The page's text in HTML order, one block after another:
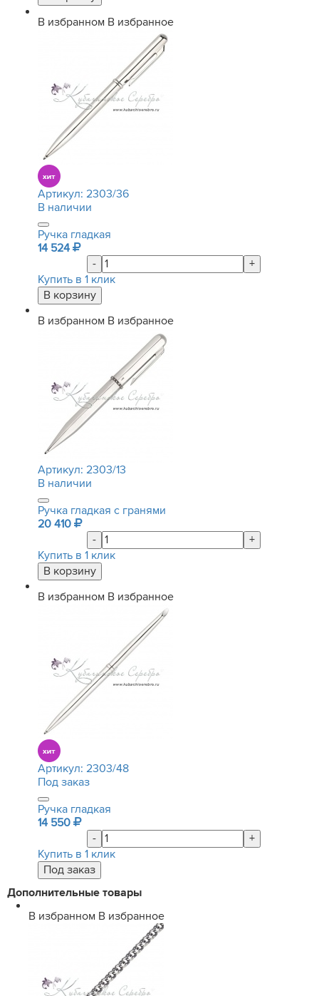
В избранном В избранное
Артикул: 2303/36
В наличии
Ручка гладкая
14 524
-
+
Купить в 1 клик
В избранном В избранное
Артикул: 2303/13
В наличии
Ручка гладкая с гранями
20 410
-
+
Купить в 1 клик
В избранном В избранное
Артикул: 2303/48
Под заказ
Ручка гладкая
14 550
-
+
Купить в 1 клик
Дополнительные товары
В избранном В избранное